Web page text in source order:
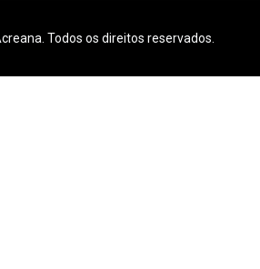
Todos os direitos reservados.